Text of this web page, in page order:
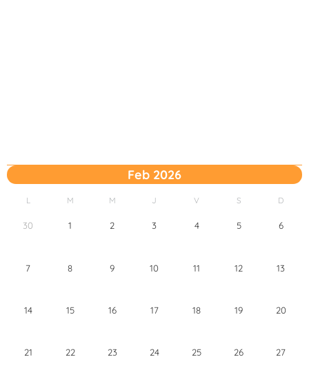
Feb 2026
L M M J V S D
30 1 2 3 4 5 6
7 8 9 10 11 12 13
14 15 16 17 18 19 20
21 22 23 24 25 26 27